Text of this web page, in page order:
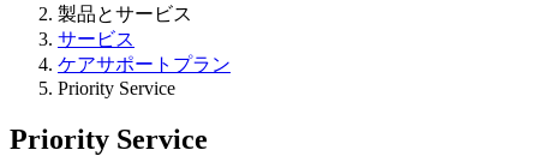
製品とサービス
サービス
ケアサポートプラン
Priority Service
Priority Service